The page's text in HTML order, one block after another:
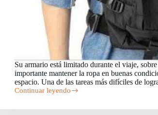
Su armario está limitado durante el viaje,
importante mantener la ropa en buenas
espacio. Una de las tareas más difíciles de
Continuar leyendo
Cómo
una